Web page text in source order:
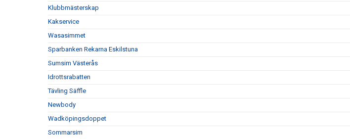
Klubbmästerskap
Kakservice
Wasasimmet
Sparbanken Rekarna Eskilstuna
Sumsim Västerås
Idrottsrabatten
Tävling Säffle
Newbody
Wadköpingsdoppet
Sommarsim